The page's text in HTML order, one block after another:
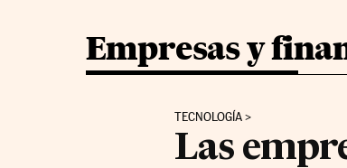
Empresas y
TECNOLOGÍA
Las